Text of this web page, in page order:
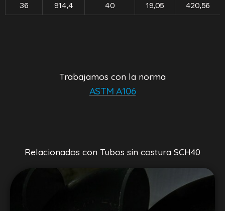
36
914,4 40 19,05 420,56
Trabajamos con la norma
ASTM A106
Relacionados con Tubos sin costura SCH40